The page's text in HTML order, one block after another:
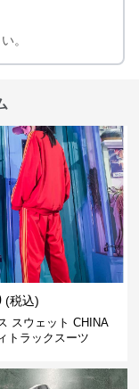
。
(税込)
スウェット CHINA
トラックスーツ